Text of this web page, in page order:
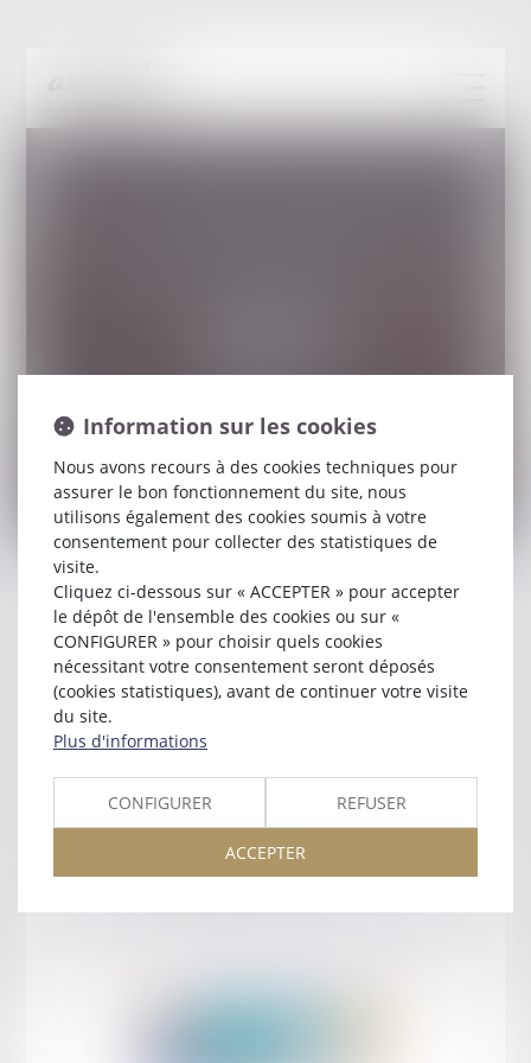
Le Conseil d'administration
Les membres fondateurs
Contact
Mentions légales
Paiement en ligne
Information sur les cookies
Nous avons recours à des cookies techniques pour
assurer le bon fonctionnement du site, nous
utilisons également des cookies soumis à votre
consentement pour collecter des statistiques de
visite.
Cliquez ci-dessous sur « ACCEPTER » pour accepter
le dépôt de l'ensemble des cookies ou sur «
CONFIGURER » pour choisir quels cookies
nécessitant votre consentement seront déposés
(cookies statistiques), avant de continuer votre visite
du site.
Plus d'informations
CONFIGURER REFUSER
ACCEPTER